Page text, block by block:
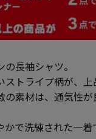
長袖シャツ。
トライプ柄が、上
素材は、通気性
で洗練された一着